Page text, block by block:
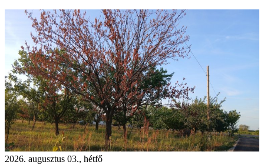
2026. augusztus 03., hétfő